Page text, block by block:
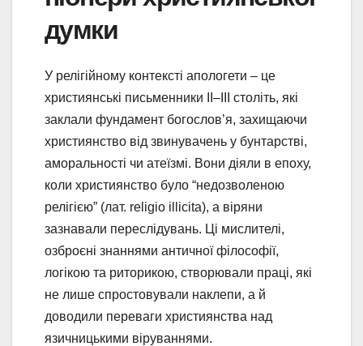
думки
У релігійному контексті апологети – це
християнські письменники II–III століть, які
заклали фундамент богослов’я, захищаючи
християнство від звинувачень у бунтарстві,
аморальності чи атеїзмі. Вони діяли в епоху,
коли християнство було “недозволеною
релігією” (лат. religio illicita), а віряни
зазнавали переслідувань. Ці мислителі,
озброєні знаннями античної філософії,
логікою та риторикою, створювали праці, які
не лише спростовували наклепи, а й
доводили переваги християнства над
язичницькими віруваннями.